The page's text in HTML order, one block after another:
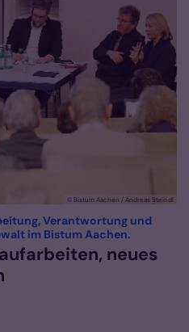
© Bistum Aachen / Andreas Steindl
Verantwortung und
im Bistum Aachen.
neues